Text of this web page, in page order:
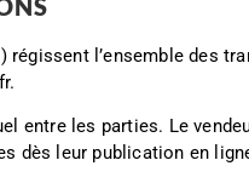
régissent l’ensemble des
entre les parties. Le
dès leur publication en